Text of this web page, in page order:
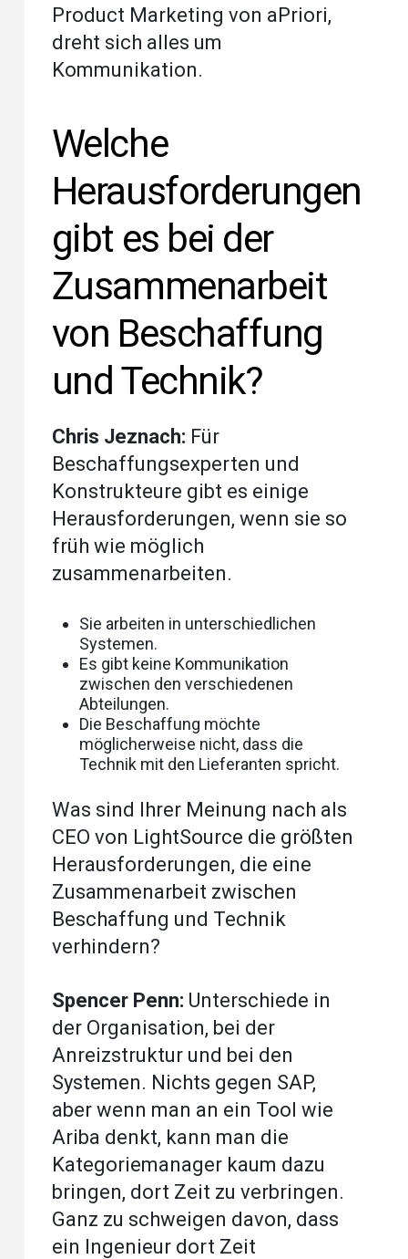
Product Marketing von aPriori,
dreht sich alles um
Kommunikation.
Welche
Herausforderungen
gibt es bei der
Zusammenarbeit
von Beschaffung
und Technik?
Chris Jeznach: Für
Beschaffungsexperten und
Konstrukteure gibt es einige
Herausforderungen, wenn sie so
früh wie möglich
zusammenarbeiten.
Sie arbeiten in unterschiedlichen
Systemen.
Es gibt keine Kommunikation
zwischen den verschiedenen
Abteilungen.
Die Beschaffung möchte
möglicherweise nicht, dass die
Technik mit den Lieferanten spricht.
Was sind Ihrer Meinung nach als
CEO von LightSource die größten
Herausforderungen, die eine
Zusammenarbeit zwischen
Beschaffung und Technik
verhindern?
Spencer Penn: Unterschiede in
der Organisation, bei der
Anreizstruktur und bei den
Systemen. Nichts gegen SAP,
aber wenn man an ein Tool wie
Ariba denkt, kann man die
Kategoriemanager kaum dazu
bringen, dort Zeit zu verbringen.
Ganz zu schweigen davon, dass
ein Ingenieur dort Zeit